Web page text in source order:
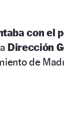
con el
Dirección
de